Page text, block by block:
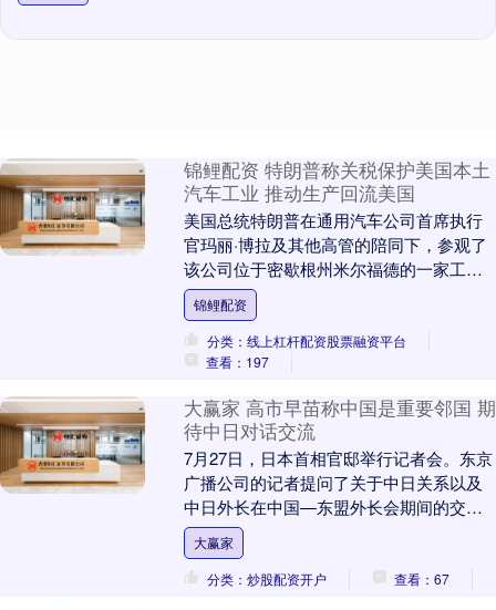
锦鲤配资 特朗普称关税保护美国本土
汽车工业 推动生产回流美国
美国总统特朗普在通用汽车公司首席执行
官玛丽·博拉及其他高管的陪同下，参观了
该公司位于密歇根州米尔福德的一家工
厂，并向工人们发表讲话。他提到政府对
进口汽车加征25....
锦鲤配资
分类：线上杠杆配资股票融资平台
查看：197
大赢家 高市早苗称中国是重要邻国 期
待中日对话交流
7月27日，日本首相官邸举行记者会。东京
广播公司的记者提问了关于中日关系以及
中日外长在中国—东盟外长会期间的交流
情况。 日本首相高市早苗表示，中国是重
要的邻国，....
大赢家
分类：炒股配资开户
查看：67